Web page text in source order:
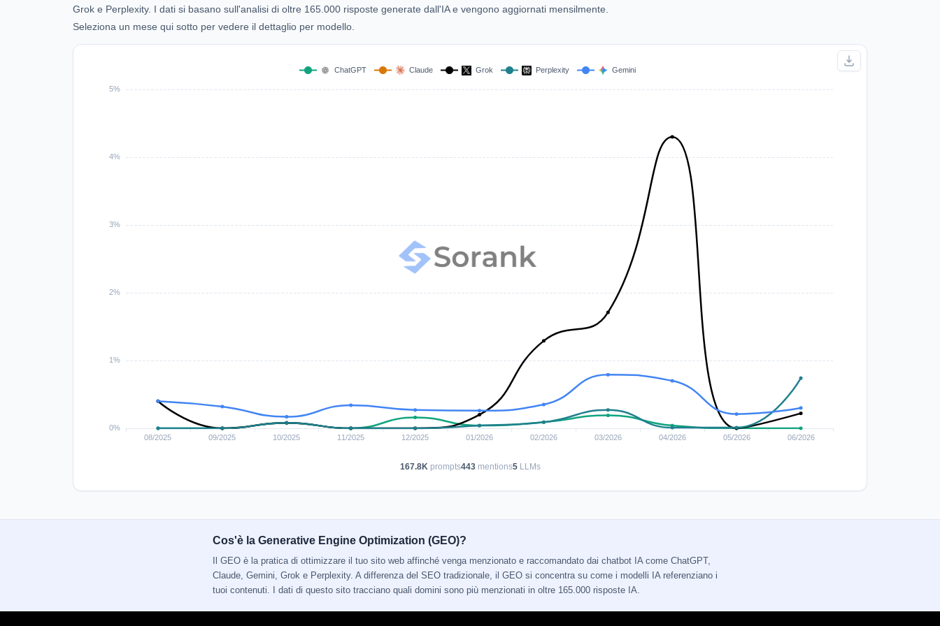
Grok e Perplexity. I dati si basano sull'analisi di oltre 165.000 risposte generate dall'IA e vengono aggiornati mensilmente.
Seleziona un mese qui sotto per vedere il dettaglio per modello.
167.8Kprompts443mentions5LLMs
Cos'è la Generative Engine Optimization (GEO)?
Il GEO è la pratica di ottimizzare il tuo sito web affinché venga menzionato e raccomandato dai chatbot IA come ChatGPT,
Claude, Gemini, Grok e Perplexity. A differenza del SEO tradizionale, il GEO si concentra su come i modelli IA referenziano i
tuoi contenuti. I dati di questo sito tracciano quali domini sono più menzionati in oltre 165.000 risposte IA.